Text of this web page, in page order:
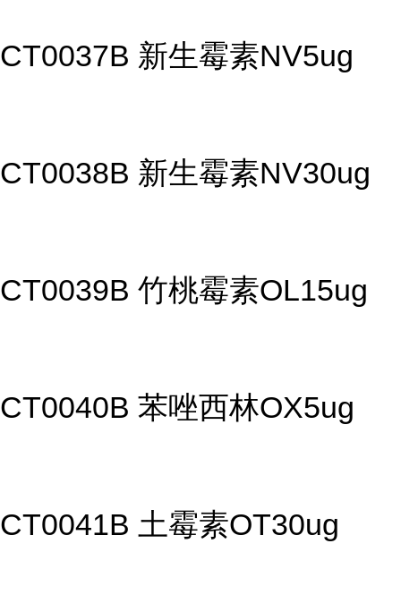
CT0037B 新生霉素NV5ug
CT0038B 新生霉素NV30ug
CT0039B 竹桃霉素OL15ug
CT0040B 苯唑西林OX5ug
CT0041B 土霉素OT30ug